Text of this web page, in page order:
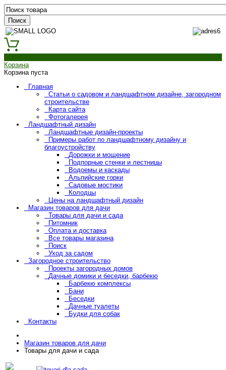
Корзина
Корзина пуста
Главная
Статьи о садовом и ландшафтном дизайне, загородном
строительстве
Карта сайта
Фотогалерея
Ландшафтный дизайн
Ландшафтные дизайн-проекты
Примеры работ по ландшафтному дизайну и
благоустройству
Дорожки и мощение
Подпорные стенки и лестницы
Водоемы и каскады
Альпийские горки
Садовые мостики
Колодцы
Цены на ландшафтный дизайн
Магазин товаров для дачи
Товары для дачи и сада
Питомник
Оплата и доставка
Все товары магазина
Поиск
Уход за садом
Загородное строительство
Проекты загородных домов
Дачные домики и беседки, барбекю
Барбекю комплексы
Бани
Беседки
Дачные туалеты
Будки для собак
Контакты
Магазин товаров для дачи
Товары для дачи и сада